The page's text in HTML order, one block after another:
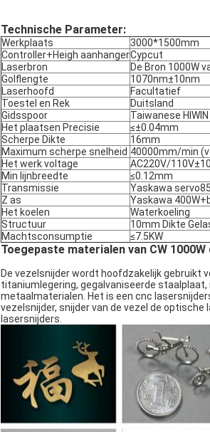
Technische Parameter:
Werkplaats
3000*1500mm
Controller+Heigh aanhangerCypcut
Laserbron
De Bron 1000W
Golflengte
1070nm±10nm
Laserhoofd
Facultatief
Toestel en Rek
Duitsland
Gidsspoor
Taiwanese HIWIN
Het plaatsen Precisie
≤±0.04mm
Scherpe Dikte
16mm
Maximum scherpe snelheid 40000mm/min
Het werk voltage
AC220V/
Min lijnbreedte
≤0.12mm
Transmissie
Yaskawa
Z as
Yaskawa
Het koelen
Waterkoeling
Structuur
10mm Dikte
Machtsconsumptie
≤7.5KW
Toegepaste materialen van CW
De vezelsnijder wordt hoofdzakelijk gebruikt
titaniumlegering, gegalvaniseerde
metaalmaterialen. Het is een cnc
vezelsnijder, snijder van de vezel de
lasersnijders.